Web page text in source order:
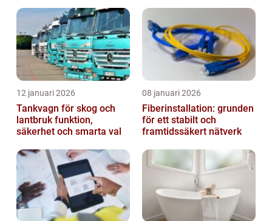
12 januari 2026
Tankvagn för skog och
lantbruk funktion,
säkerhet och smarta val
08 januari 2026
Fiberinstallation: grunden
för ett stabilt och
framtidssäkert nätverk